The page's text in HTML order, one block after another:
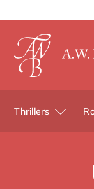
Thrillers